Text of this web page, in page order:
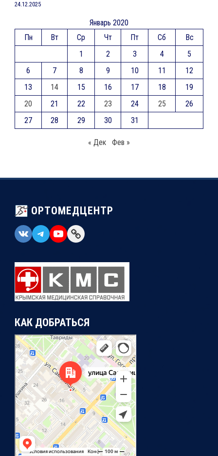
24.12.2025
Январь 2020
Пн
Вт Ср Чт Пт Сб
Вс
1
2 3 4
5
6
7 8 9 10 11
12
13
14 15 16 17 18
19
20
21 22 23 24 25
26
27
28 29 30 31
« Дек Фев »
ОРТОМЕДЦЕНТР
VK Telegram
YouTube
Link
КАК ДОБРАТЬСЯ
Симферополь
Улица Самокиша, 14А — Яндекс Карты